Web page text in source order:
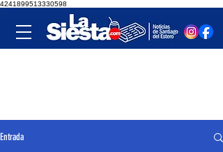
4241899513330598
Entrada